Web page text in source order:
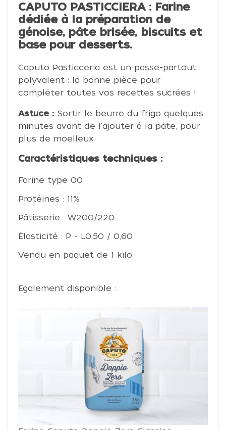
CAPUTO PASTICCIERA : Farine
dédiée à la préparation de
génoise, pâte brisée, biscuits et
base pour desserts.
Caputo Pasticceria est un passe-partout
polyvalent : la bonne pièce pour
compléter toutes vos recettes sucrées !
Astuce : Sortir le beurre du frigo quelques
minutes avant de l'ajouter à la pâte, pour
plus de moelleux
Caractéristiques techniques :
Farine type 00
Protéines : 11%
Pâtisserie : W200/220
Élasticité : P - L0,50 / 0,60
Vendu en paquet de 1 kilo
Egalement disponible :